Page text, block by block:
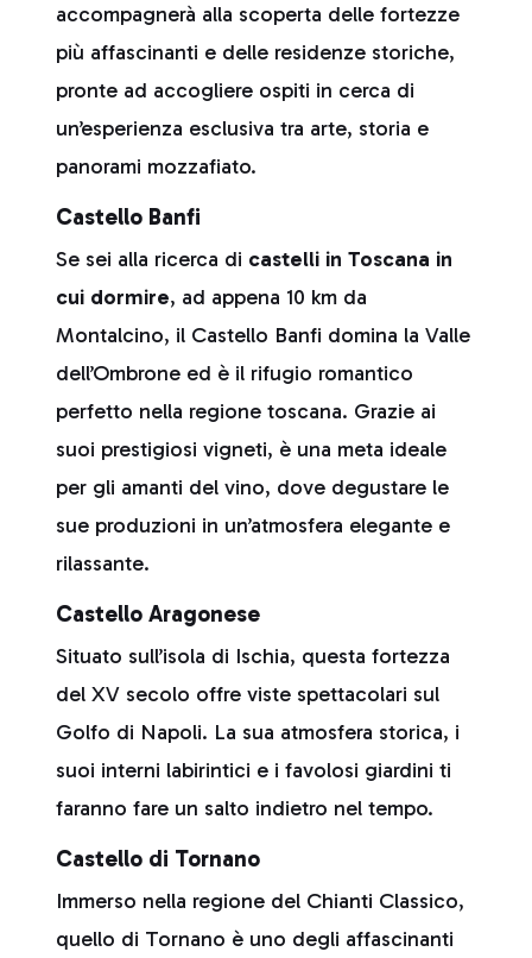
accompagnerà alla scoperta delle fortezze
più affascinanti e delle residenze storiche,
pronte ad accogliere ospiti in cerca di
un’esperienza esclusiva tra arte, storia e
panorami mozzafiato.
Castello Banfi
Se sei alla ricerca di castelli in Toscana in
cui dormire, ad appena 10 km da
Montalcino, il Castello Banfi domina la Valle
dell’Ombrone ed è il rifugio romantico
perfetto nella regione toscana. Grazie ai
suoi prestigiosi vigneti, è una meta ideale
per gli amanti del vino, dove degustare le
sue produzioni in un’atmosfera elegante e
rilassante.
Castello Aragonese
Situato sull’isola di Ischia, questa fortezza
del XV secolo offre viste spettacolari sul
Golfo di Napoli. La sua atmosfera storica, i
suoi interni labirintici e i favolosi giardini ti
faranno fare un salto indietro nel tempo.
Castello di Tornano
Immerso nella regione del Chianti Classico,
quello di Tornano è uno degli affascinanti